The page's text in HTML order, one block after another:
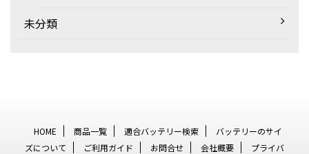
未分類
HOME 商品一覧 適合バッテリー検索
バッテリーのサイ
ズについて
ご利用ガイド お問合せ 会社概要
プライバ